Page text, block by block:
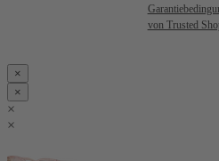
von Trusted
×
×
×
×